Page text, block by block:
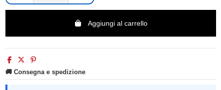
Aggiungi al carrello
🚚 Consegna e spedizione